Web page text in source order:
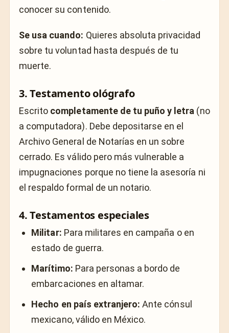
conocer su contenido.
Se usa cuando: Quieres absoluta privacidad
sobre tu voluntad hasta después de tu
muerte.
3. Testamento ológrafo
Escrito completamente de tu puño y letra (no
a computadora). Debe depositarse en el
Archivo General de Notarías en un sobre
cerrado. Es válido pero más vulnerable a
impugnaciones porque no tiene la asesoría ni
el respaldo formal de un notario.
4. Testamentos especiales
Militar: Para militares en campaña o en
estado de guerra.
Marítimo: Para personas a bordo de
embarcaciones en altamar.
Hecho en país extranjero: Ante cónsul
mexicano, válido en México.